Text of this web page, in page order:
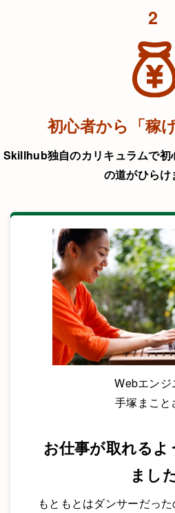
2
初心者から「稼
Skillhub独自のカリキュラムで初
の道がひらけ
Webエンジ
手塚まこと
お仕事が取れるよ
まし
もともとはダンサーだっ